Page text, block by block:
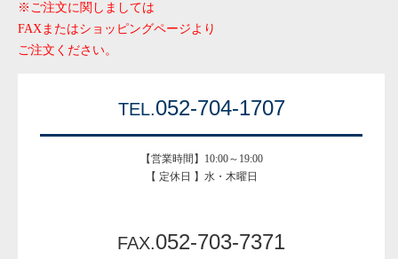
※ご注文に関しましては
FAXまたはショッピングページより
ご注文ください。
TEL.052-704-1707
【営業時間】10:00～19:00
【 定休日 】水・木曜日
FAX.052-703-7371